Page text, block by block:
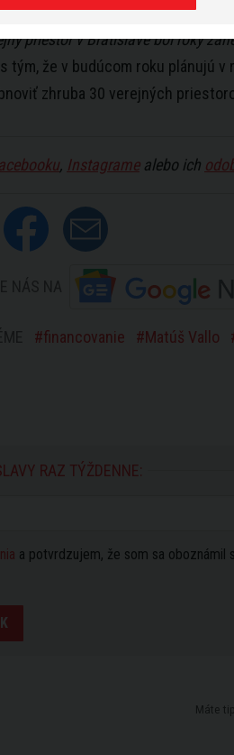
priestor vBratislavebol roky
tým, že v budúcom roku plánujú v
zhruba 30 verejných
, Instagramealebo ich
financovanie Matúš Vallo
RAZ TÝŽDENNE:
a potvrdzujem, že som sa oboznámil s
Máte